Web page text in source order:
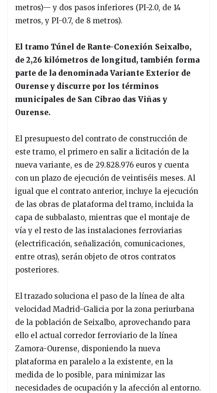
metros)— y dos pasos inferiores (PI-2.0, de 14
metros, y PI-0.7, de 8 metros).
El tramo Túnel de Rante-Conexión Seixalbo,
de 2,26 kilómetros de longitud, también forma
parte de la denominada Variante Exterior de
Ourense y discurre por los términos
municipales de San Cibrao das Viñas y
Ourense.
El presupuesto del contrato de construcción de
este tramo, el primero en salir a licitación de la
nueva variante, es de 29.828.976 euros y cuenta
con un plazo de ejecución de veintiséis meses. Al
igual que el contrato anterior, incluye la ejecución
de las obras de plataforma del tramo, incluida la
capa de subbalasto, mientras que el montaje de
vía y el resto de las instalaciones ferroviarias
(electrificación, señalización, comunicaciones,
entre otras), serán objeto de otros contratos
posteriores.
El trazado soluciona el paso de la línea de alta
velocidad Madrid-Galicia por la zona periurbana
de la población de Seixalbo, aprovechando para
ello el actual corredor ferroviario de la línea
Zamora-Ourense, disponiendo la nueva
plataforma en paralelo a la existente, en la
medida de lo posible, para minimizar las
necesidades de ocupación y la afección al entorno.